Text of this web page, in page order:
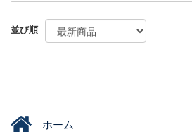
並び順
ホーム